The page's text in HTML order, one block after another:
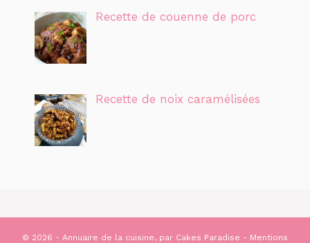
Recette de couenne de porc
Recette de noix caramélisées
© 2026 - Annuaire de la cuisine, par Cakes Paradise - Mentions